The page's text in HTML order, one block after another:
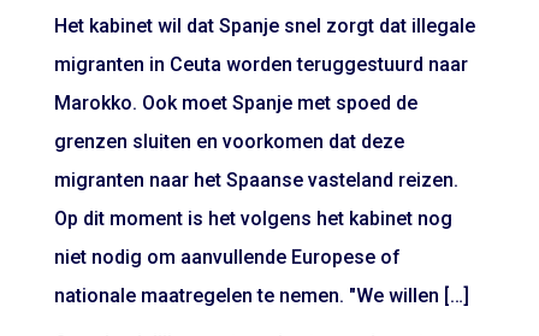
Het kabinet wil dat Spanje snel zorgt dat illegale
migranten in Ceuta worden teruggestuurd naar
Marokko. Ook moet Spanje met spoed de
grenzen sluiten en voorkomen dat deze
migranten naar het Spaanse vasteland reizen.
Op dit moment is het volgens het kabinet nog
niet nodig om aanvullende Europese of
nationale maatregelen te nemen. "We willen […]